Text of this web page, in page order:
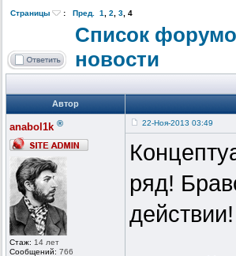
Страницы : Пред. 1, 2, 3, 4
Список
новости
Автор
anabol1k ®
Стаж: 14 лет
Сообщений: 766
22-Ноя-2013 03:49
ряд!
действии!